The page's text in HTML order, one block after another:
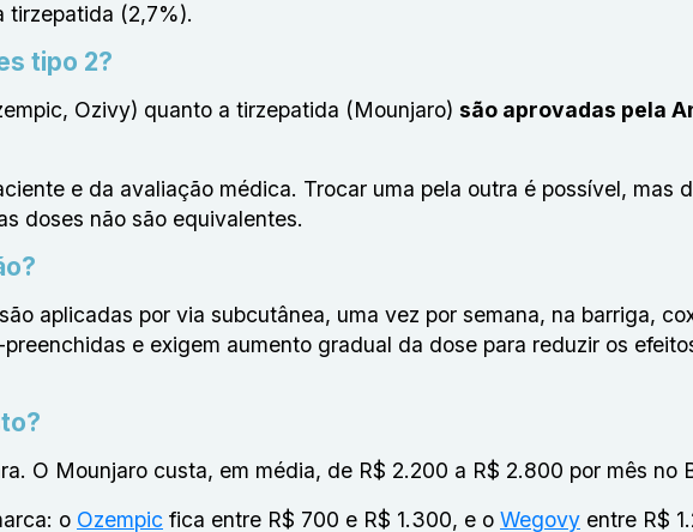
tirzepatida (2,7%).
tipo 2?
Ozivy) quanto a tirzepatida (Mounjaro) são aprovadas pela
e da avaliação médica. Trocar uma pela outra é possível, mas
doses não são equivalentes.
aplicadas por via subcutânea, uma vez por semana, na barriga,
e exigem aumento gradual da dose para reduzir os
O Mounjaro custa, em média, de R$ 2.200 a R$ 2.800 por mês no
o Ozempic fica entre R$ 700 e R$ 1.300, e o Wegovy entre R$